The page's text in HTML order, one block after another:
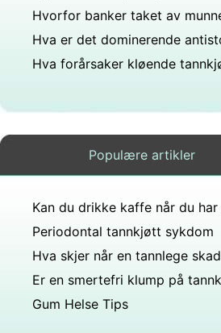
Populære artikler
Periodontal tannkjøtt sykdom
Gum Helse Tips